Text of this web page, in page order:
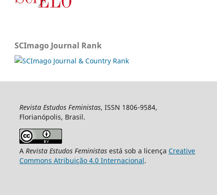
SCImago Journal Rank
Revista Estudos Feministas, ISSN 1806-9584,
Florianópolis, Brasil.
A Revista Estudos Feministasestá sob a licença Creative
Commons Atribuição 4.0 Internacional.